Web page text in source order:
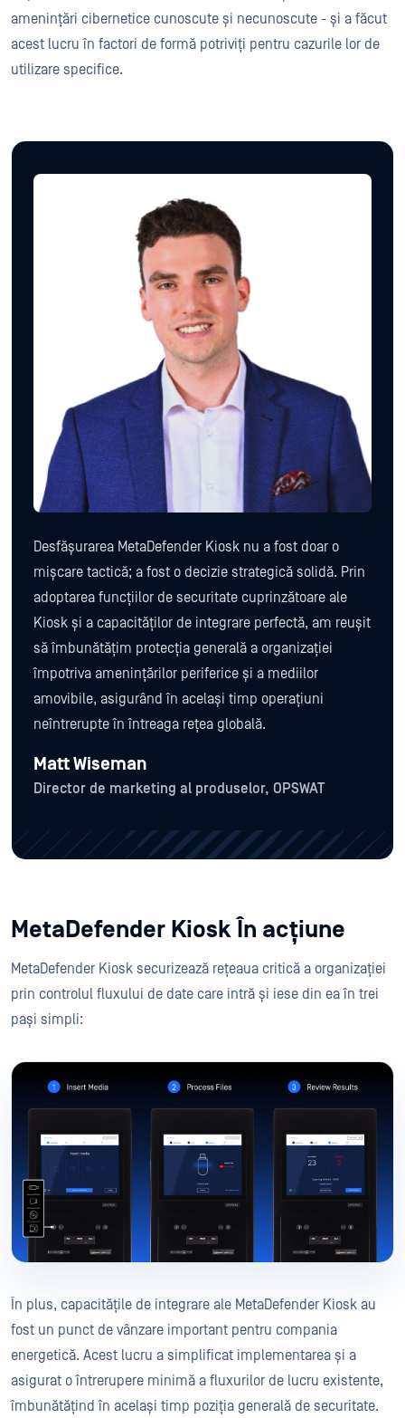
amenințări cibernetice cunoscute și necunoscute - și a făcut
acest lucru în factori de formă potriviți pentru cazurile lor de
utilizare specifice.
Desfășurarea MetaDefender Kiosk nu a fost doar o
mișcare tactică; a fost o decizie strategică solidă. Prin
adoptarea funcțiilor de securitate cuprinzătoare ale
Kiosk și a capacităților de integrare perfectă, am reușit
să îmbunătățim protecția generală a organizației
împotriva amenințărilor periferice și a mediilor
amovibile, asigurând în același timp operațiuni
neîntrerupte în întreaga rețea globală.
Matt Wiseman
Director de marketing al produselor, OPSWAT
MetaDefender Kiosk În acțiune
MetaDefender Kiosk securizează rețeaua critică a organizației
prin controlul fluxului de date care intră și iese din ea în trei
pași simpli:
În plus, capacitățile de integrare ale MetaDefender Kiosk au
fost un punct de vânzare important pentru compania
energetică. Acest lucru a simplificat implementarea și a
asigurat o întrerupere minimă a fluxurilor de lucru existente,
îmbunătățind în același timp poziția generală de securitate.